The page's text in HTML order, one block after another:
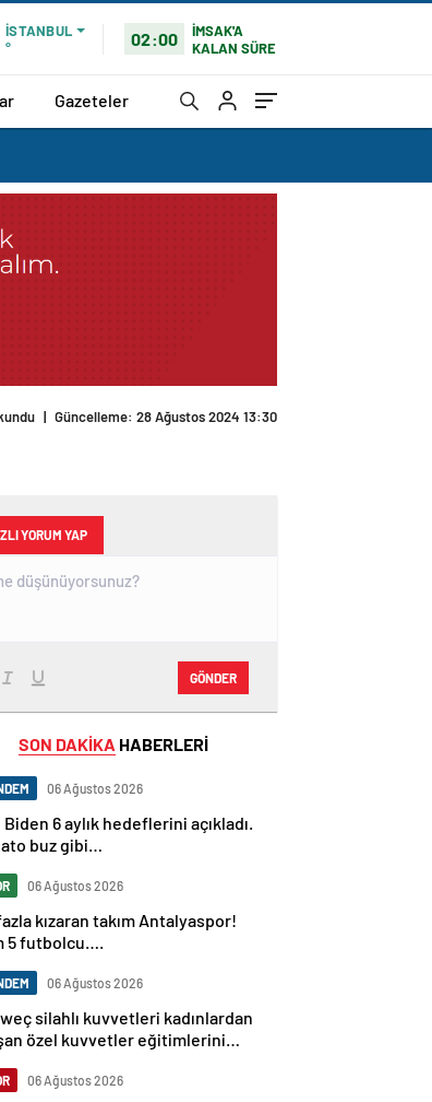
İSTANBUL
°
02:00
İMSAK'A
KALAN SÜRE
Gazeteler
| Güncelleme: 28 Ağustos 2024 13:30
YORUM YAP
GÖNDER
SON DAKİKA HABERLERİ
06 Ağustos 2026
6 aylık hedeflerini açıkladı.
buz gibi…
06 Ağustos 2026
kızaran takım Antalyaspor!
5 futbolcu….
06 Ağustos 2026
silahlı kuvvetleri kadınlardan
özel kuvvetler eğitimlerini
06 Ağustos 2026